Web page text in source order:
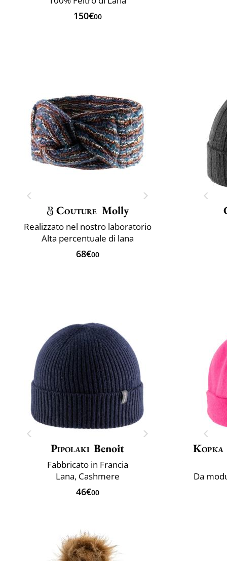
150€00
Couture Molly
Realizzato nel nostro laboratorio
Alta percentuale di lana
68€00
Pipolaki Benoit
Fabbricato in Francia
Lana, Cashmere
46€00
Kopka
Da